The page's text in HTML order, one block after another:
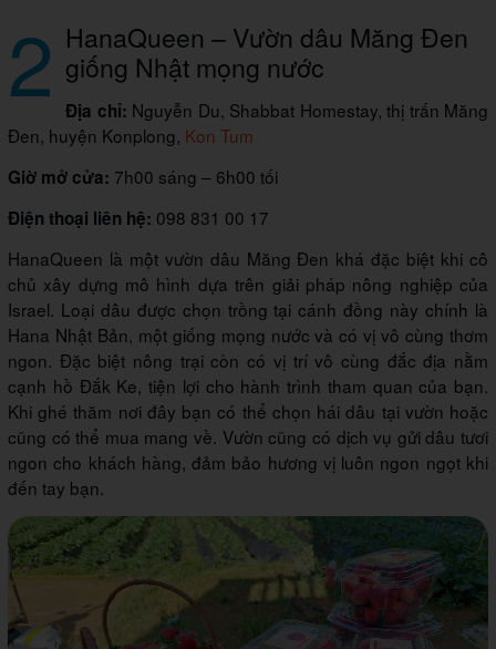
2 HanaQueen – Vườn dâu Măng Đen
giống Nhật mọng nước
Địa chỉ: Nguyễn Du, Shabbat Homestay, thị trấn Măng
Đen, huyện Konplong, Kon Tum
Giờ mở cửa: 7h00 sáng – 6h00 tối
Điện thoại liên hệ: 098 831 00 17
HanaQueen là một vườn dâu Măng Đen khá đặc biệt khi cô
chủ xây dựng mô hình dựa trên giải pháp nông nghiệp của
Israel. Loại dâu được chọn trồng tại cánh đồng này chính là
Hana Nhật Bản, một giống mọng nước và có vị vô cùng thơm
ngon. Đặc biệt nông trại còn có vị trí vô cùng đắc địa nằm
cạnh hồ Đắk Ke, tiện lợi cho hành trình tham quan của bạn.
Khi ghé thăm nơi đây bạn có thể chọn hái dâu tại vườn hoặc
cũng có thể mua mang về. Vườn cũng có dịch vụ gửi dâu tươi
ngon cho khách hàng, đảm bảo hương vị luôn ngon ngọt khi
đến tay bạn.